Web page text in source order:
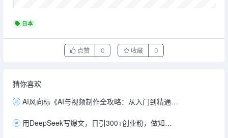
日本
点赞 0 收藏 0
猜你喜欢
AI风向标《AI与视频制作全攻略：从入门到精通实战课程》
用DeepSeek写爆文，日引300+创业粉，做知识付费每天四位数变现